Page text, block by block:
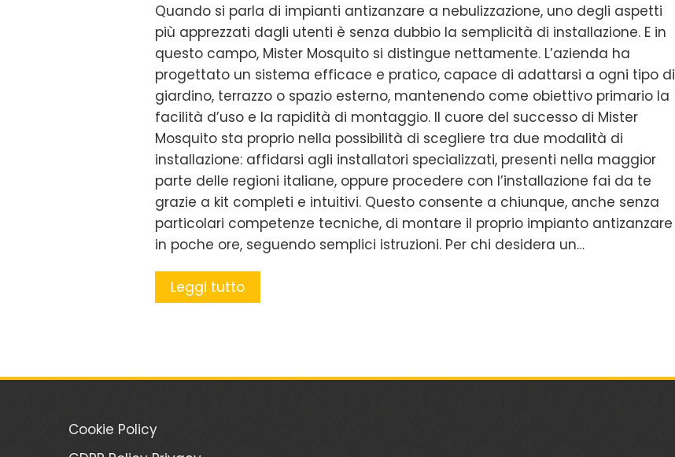
Quando si parla di impianti antizanzare a nebulizzazione, uno degli aspetti
più apprezzati dagli utenti è senza dubbio la semplicità di installazione. E in
questo campo, Mister Mosquito si distingue nettamente. L’azienda ha
progettato un sistema efficace e pratico, capace di adattarsi a ogni tipo di
giardino, terrazzo o spazio esterno, mantenendo come obiettivo primario la
facilità d’uso e la rapidità di montaggio. Il cuore del successo di Mister
Mosquito sta proprio nella possibilità di scegliere tra due modalità di
installazione: affidarsi agli installatori specializzati, presenti nella maggior
parte delle regioni italiane, oppure procedere con l’installazione fai da te
grazie a kit completi e intuitivi. Questo consente a chiunque, anche senza
particolari competenze tecniche, di montare il proprio impianto antizanzare
in poche ore, seguendo semplici istruzioni. Per chi desidera un…
Leggi tutto
Cookie Policy